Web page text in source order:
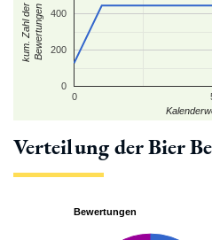
0
0
200
400
kum. Zahl derBewertungen
Verteilung der Bier
Bewertungen